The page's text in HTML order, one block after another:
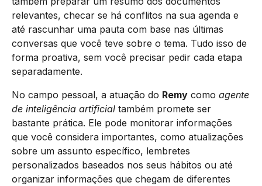
relevantes, checar se há conflitos na sua agenda e
até rascunhar uma pauta com base nas últimas
conversas que você teve sobre o tema. Tudo isso de
forma proativa, sem você precisar pedir cada etapa
separadamente.
No campo pessoal, a atuação do Remy como agente
de inteligência artificial também promete ser
bastante prática. Ele pode monitorar informações
que você considera importantes, como atualizações
sobre um assunto específico, lembretes
personalizados baseados nos seus hábitos ou até
organizar informações que chegam de diferentes